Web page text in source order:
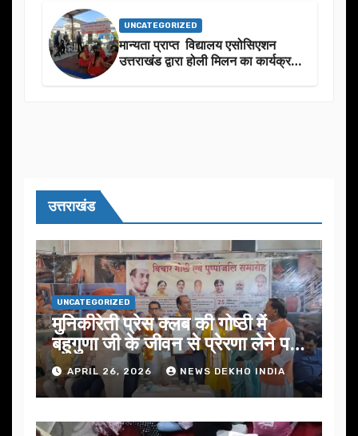
UNCATEGORIZED
मान्यता प्राप्त विद्यालय एसोसिएशन
उत्तराखंड द्वारा होली मिलन का कार्यक्रम
उत्तराखंड
UNCATEGORIZED
मुनिकीरेती प्रेस क्लब की गोष्ठी में
बहुगुणा जी के जीवन से प्रेरणा लेने पर
जोरAPRIL 26, 2026 NEWS DEKHO INDIA